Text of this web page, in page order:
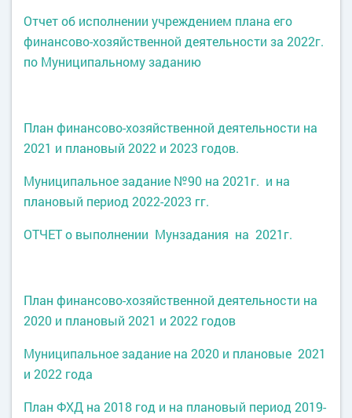
Отчет об исполнении учреждением плана его
финансово-хозяйственной деятельности за 2022г.
по Муниципальному заданию
План финансово-хозяйственной деятельности на
2021 и плановый 2022 и 2023 годов.
Муниципальное задание №90 на 2021г. и на
плановый период 2022-2023 гг.
ОТЧЕТ о выполнении Мунзадания на 2021г.
План финансово-хозяйственной деятельности на
2020 и плановый 2021 и 2022 годов
Муниципальное задание на 2020 и плановые 2021
и 2022 года
План ФХД на 2018 год и на плановый период 2019-